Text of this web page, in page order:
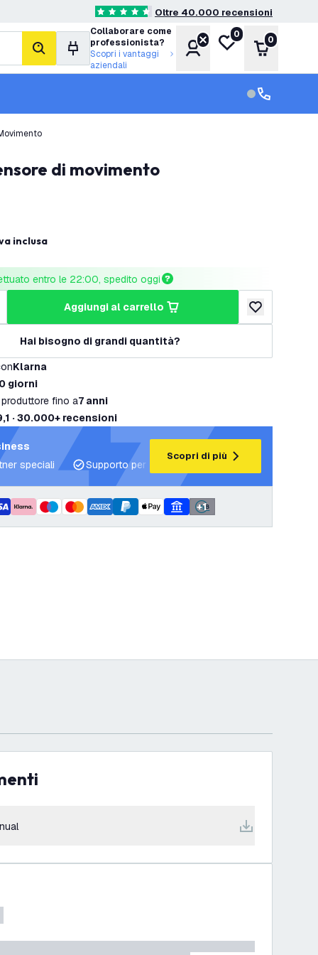
4.6 stelle di valutazione
Oltre 40.000 recensioni
cerca
Collaborare come
professionista?
Scopri i vantaggi
aziendali
AccountLista desideri
0
Carrello
0
Servizio
Assistenza
di movimento
inclusa
entro le 22:00, spedito oggi
quantitàaggiungi al carrello
aggiungi alla
Hai bisogno di grandi quantità?
Klarna
giorni
fino a7 anni
· 30.000+ recensioni
speciali
Supporto per progetti e piani di illuminazione
Scopri di più
+1